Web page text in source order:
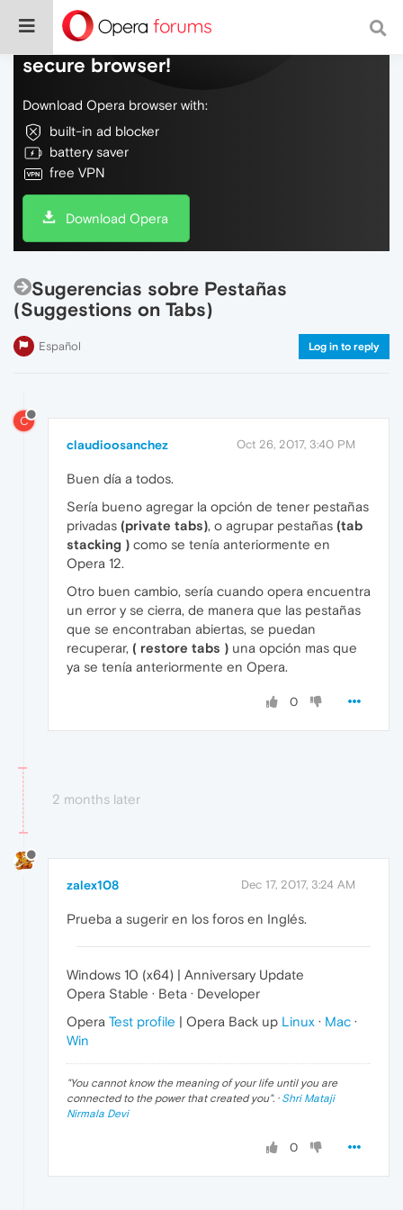
Do more on the web, with a fast and
secure browser!
Download Opera browser with:
built-in ad blocker
battery saver
free VPN
Download Opera
Sugerencias sobre Pestañas
(Suggestions on Tabs)
Español Log in to reply
C
claudioosanchez Oct 26, 2017, 3:40 PM
Buen día a todos.
Sería bueno agregar la opción de tener pestañas
privadas (private tabs), o agrupar pestañas (tab
stacking ) como se tenía anteriormente en
Opera 12.
Otro buen cambio, sería cuando opera encuentra
un error y se cierra, de manera que las pestañas
que se encontraban abiertas, se puedan
recuperar, ( restore tabs ) una opción mas que
ya se tenía anteriormente en Opera.
0
2 months later
zalex108 Dec 17, 2017, 3:24 AM
Prueba a sugerir en los foros en Inglés.
Windows 10 (x64) | Anniversary Update
Opera Stable · Beta · Developer
Opera Test profile | Opera Back up Linux · Mac ·
Win
"You cannot know the meaning of your life until you are
connected to the power that created you". · Shri Mataji
Nirmala Devi
0